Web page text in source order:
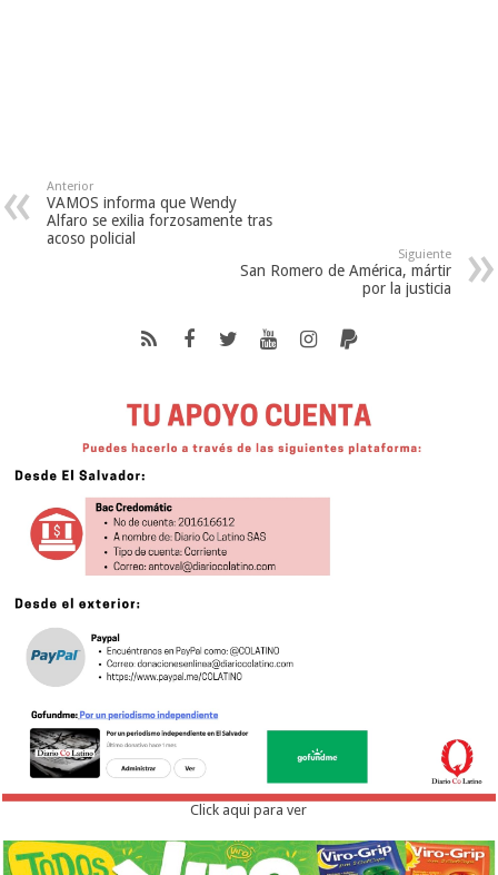
Anterior
VAMOS informa que Wendy
Alfaro se exilia forzosamente tras
acoso policial
Siguiente
San Romero de América, mártir
por la justicia
Click aqui para ver